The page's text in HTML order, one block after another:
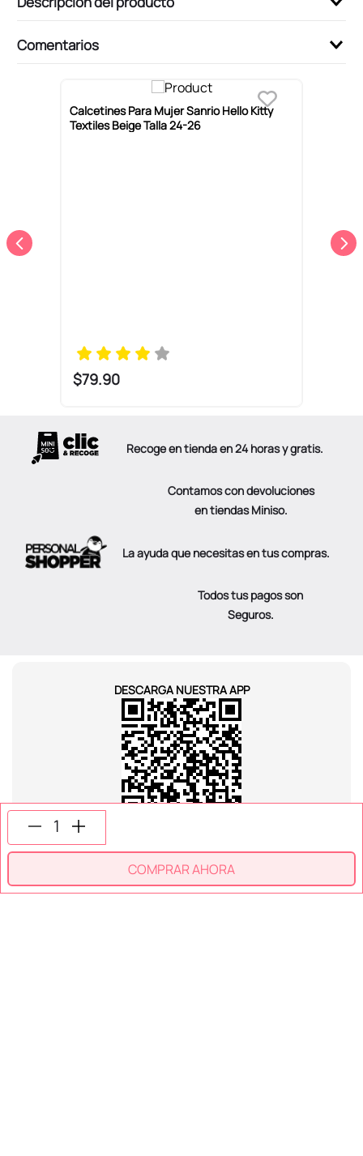
Comentarios
COMPRAR AHORA
Calcetines Para Mujer Sanrio Hello Kitty
Textiles Beige Talla 24-26
$79.90
Recoge en tienda en 24 horas y gratis.
Contamos con devoluciones
en tiendas Miniso.
La ayuda que necesitas en tus compras.
Todos tus pagos son
Seguros.
DESCARGA NUESTRA APP